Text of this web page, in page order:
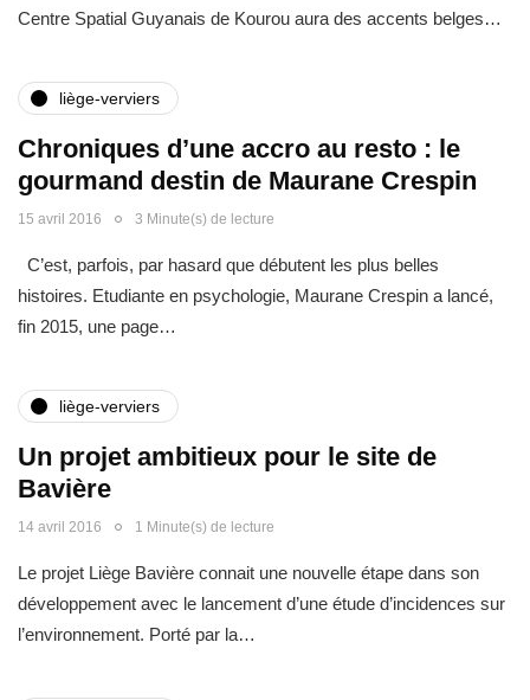
Centre Spatial Guyanais de Kourou aura des accents belges…
liège-verviers
Chroniques d’une accro au resto : le
gourmand destin de Maurane Crespin
15 avril 2016 3 Minute(s) de lecture
C’est, parfois, par hasard que débutent les plus belles
histoires. Etudiante en psychologie, Maurane Crespin a lancé,
fin 2015, une page…
liège-verviers
Un projet ambitieux pour le site de
Bavière
14 avril 2016 1 Minute(s) de lecture
Le projet Liège Bavière connait une nouvelle étape dans son
développement avec le lancement d’une étude d’incidences sur
l’environnement. Porté par la…